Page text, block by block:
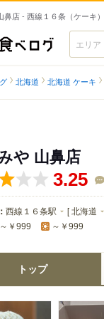
鼻店 - 西線１６条（ケーキ）
食べログ
北海道 北海道 ケーキ
や 山鼻店
3.25
西線１６条駅 [北海道
～￥999 ～￥999
トップ